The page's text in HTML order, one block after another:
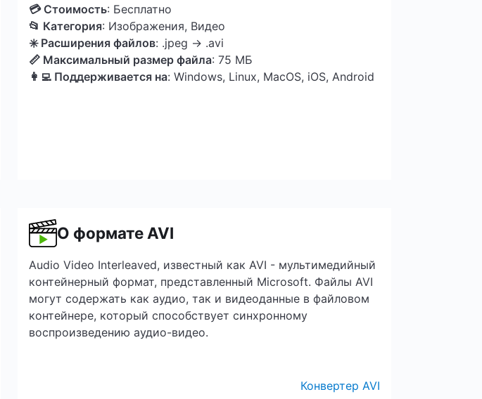
💳 Стоимость: Бесплатно
📂 Категория: Изображения, Видео
✳️ Расширения файлов: .jpeg → .avi
📏 Максимальный размер файла: 75 МБ
👩‍💻 Поддерживается на: Windows, Linux, MacOS, iOS, Android
О формате AVI
Audio Video Interleaved, известный как AVI - мультимедийный
контейнерный формат, представленный Microsoft. Файлы AVI
могут содержать как аудио, так и видеоданные в файловом
контейнере, который способствует синхронному
воспроизведению аудио-видео.
Конвертер AVI